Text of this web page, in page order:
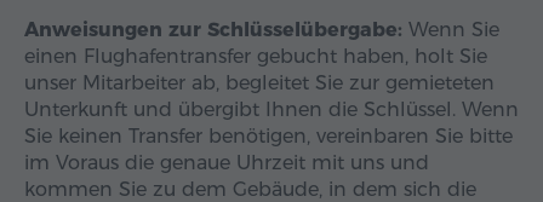
Anweisungen zur Schlüsselübergabe: Wenn Sie
einen Flughafentransfer gebucht haben, holt Sie
unser Mitarbeiter ab, begleitet Sie zur gemieteten
Unterkunft und übergibt Ihnen die Schlüssel. Wenn
Sie keinen Transfer benötigen, vereinbaren Sie bitte
im Voraus die genaue Uhrzeit mit uns und
kommen Sie zu dem Gebäude, in dem sich die